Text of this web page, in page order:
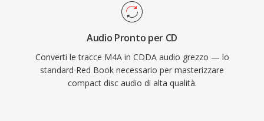
Audio Pronto per CD
Converti le tracce M4A in CDDA audio grezzo — lo
standard Red Book necessario per masterizzare
compact disc audio di alta qualità.